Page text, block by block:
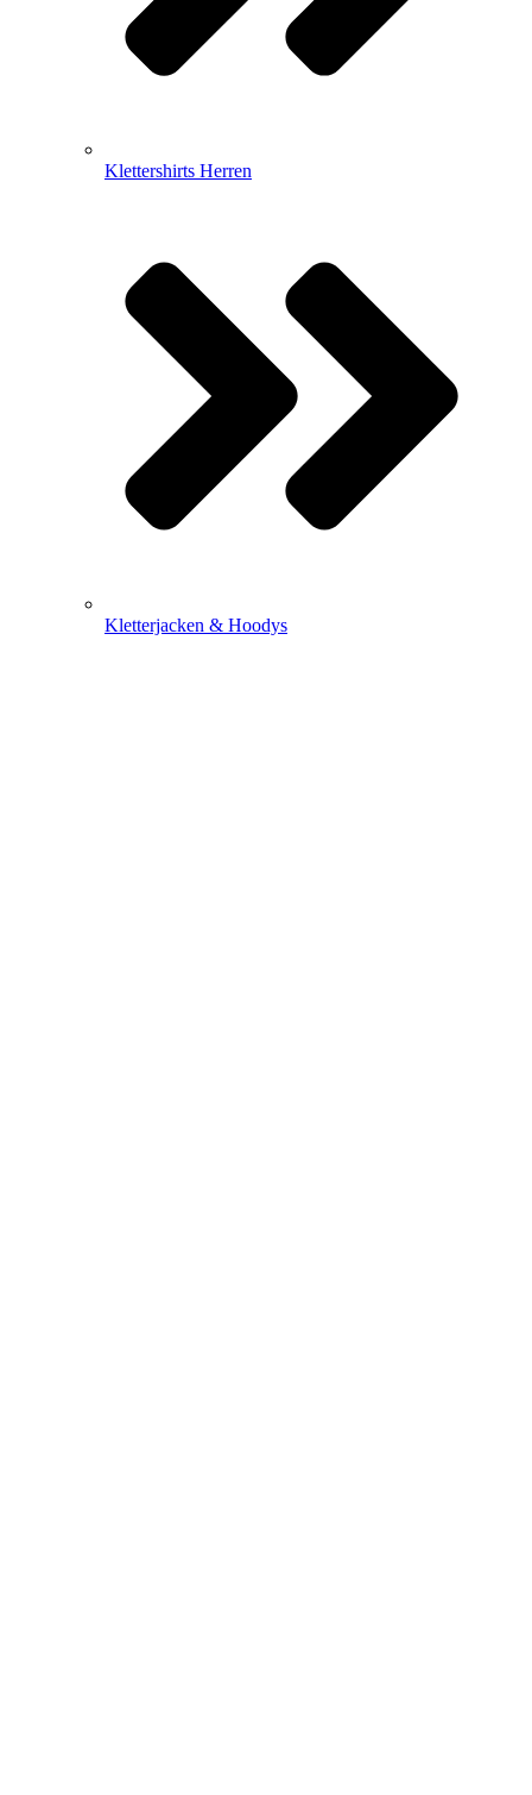
Klettershirts Herren
Kletterjacken & Hoodys